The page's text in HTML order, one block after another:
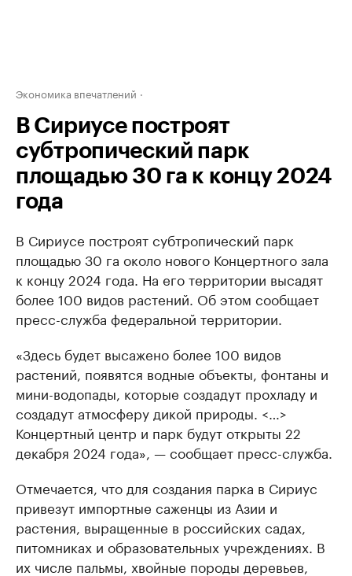
Экономика впечатлений
В Сириусе построят
субтропический парк
площадью 30 га к концу 2024
года
В Сириусе построят субтропический парк
площадью 30 га около нового Концертного зала
к концу 2024 года. На его территории высадят
более 100 видов растений. Об этом сообщает
пресс-служба федеральной территории.
«Здесь будет высажено более 100 видов
растений, появятся водные объекты, фонтаны и
мини-водопады, которые создадут прохладу и
создадут атмосферу дикой природы. <…>
Концертный центр и парк будут открыты 22
декабря 2024 года», — сообщает пресс-служба.
Отмечается, что для создания парка в Сириус
привезут импортные саженцы из Азии и
растения, выращенные в российских садах,
питомниках и образовательных учреждениях. В
их числе пальмы, хвойные породы деревьев,